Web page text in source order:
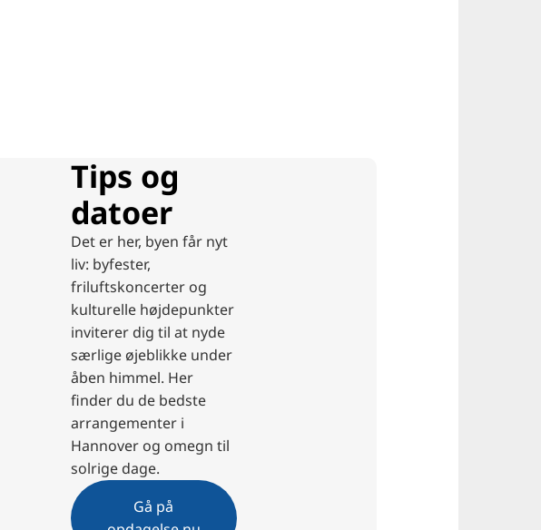
Tips og
datoer
Det er her, byen får nyt
liv: byfester,
friluftskoncerter og
kulturelle højdepunkter
inviterer dig til at nyde
særlige øjeblikke under
åben himmel. Her
finder du de bedste
arrangementer i
Hannover og omegn til
solrige dage.
Gå på